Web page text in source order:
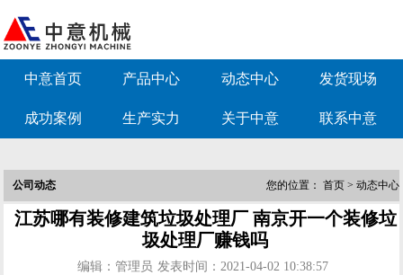
中意首页 产品中心 动态中心 发货现场
成功案例 生产实力 关于中意 联系中意
公司动态 您的位置： 首页> 动态中心
江苏哪有装修建筑垃圾处理厂 南京开一个装修垃
圾处理厂赚钱吗
编辑：管理员 发表时间：2021-04-02 10:38:57